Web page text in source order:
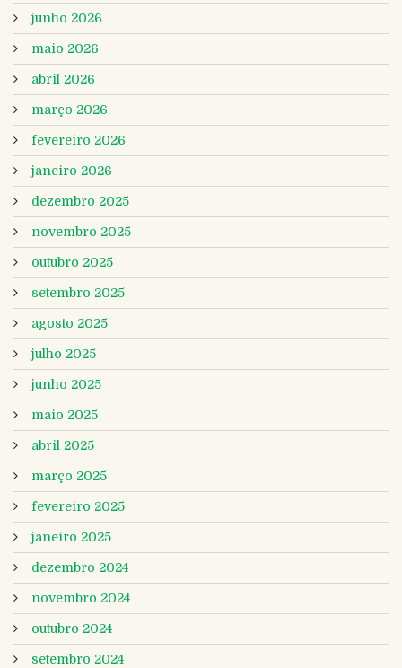
junho 2026
maio 2026
abril 2026
março 2026
fevereiro 2026
janeiro 2026
dezembro 2025
novembro 2025
outubro 2025
setembro 2025
agosto 2025
julho 2025
junho 2025
maio 2025
abril 2025
março 2025
fevereiro 2025
janeiro 2025
dezembro 2024
novembro 2024
outubro 2024
setembro 2024